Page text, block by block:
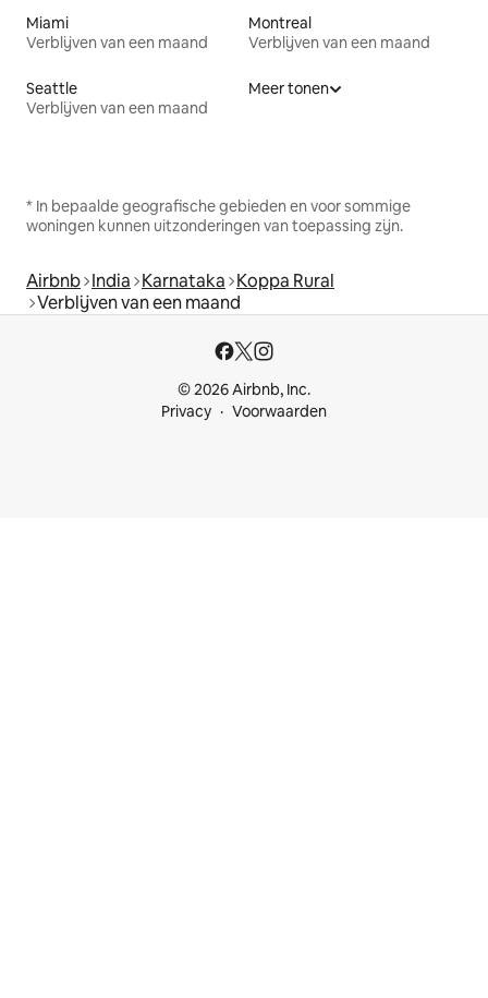
Miami
Verblijven van een maand
Montreal
Verblijven van een maand
Seattle
Verblijven van een maand
Meer tonen
* In bepaalde geografische gebieden en voor sommige
woningen kunnen uitzonderingen van toepassing zijn.
Airbnb India Karnataka Koppa Rural
Verblijven van een maand
© 2026 Airbnb, Inc.
Privacy
Voorwaarden